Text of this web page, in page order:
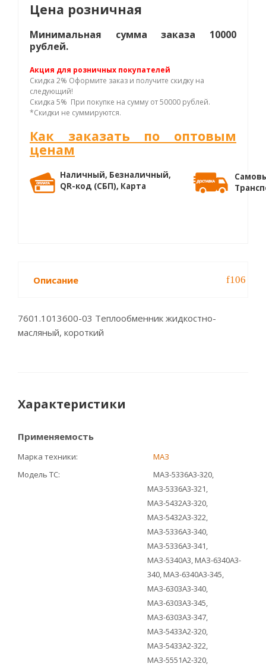
Цена розничная
Минимальная сумма заказа 10000
рублей.
Акция для розничных покупателей
Скидка 2% Оформите заказ и получите скидку на
следующий!
Скидка 5% При покупке на сумму от 50000 рублей.
*Скидки не суммируются.
Как заказать по оптовым
ценам
Наличный, Безналичный,
QR-код (СБП), Карта
Описание
7601.1013600-03 Теплообменник жидкостно-
масляный, короткий
Характеристики
Применяемость
Марка техники
МАЗ
Модель ТС
МАЗ-5336А3-320,
МАЗ-5336А3-321,
МАЗ-5432А3-320,
МАЗ-5432А3-322,
МАЗ-5336А3-340,
МАЗ-5336А3-341,
МАЗ-5340А3, МАЗ-6340А3-
340, МАЗ-6340А3-345,
МАЗ-6303А3-340,
МАЗ-6303А3-345,
МАЗ-6303А3-347,
МАЗ-5433А2-320,
МАЗ-5433А2-322,
МАЗ-5551А2-320,